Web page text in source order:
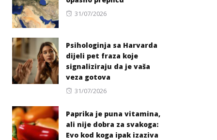
Posted
31/07/2026
Psihologinja sa Harvarda
dijeli pet fraza koje
signaliziraju da je vaša
veza gotova
Posted
31/07/2026
Paprika je puna vitamina,
ali nije dobra za svakoga:
Evo kod koga ipak izaziva